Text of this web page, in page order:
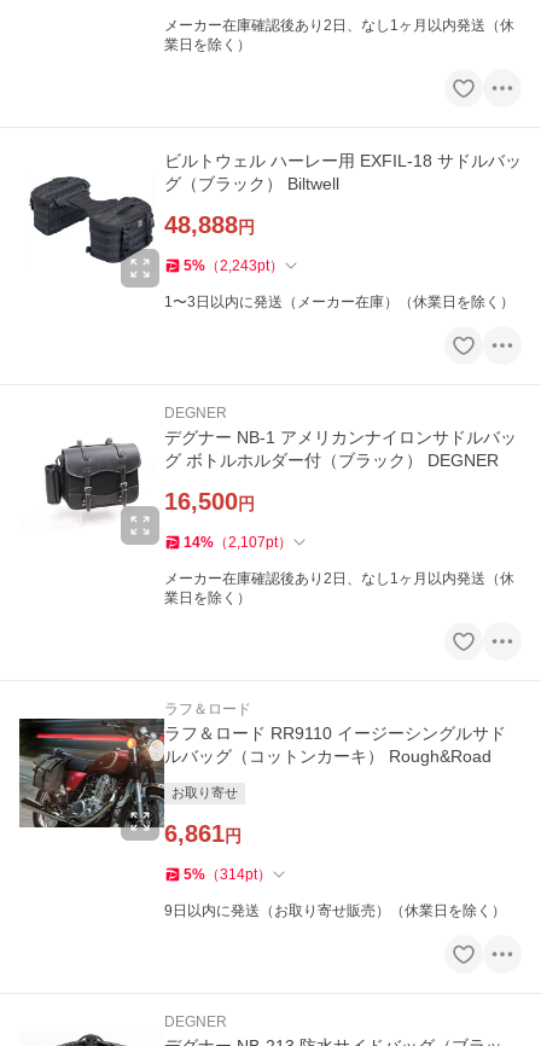
メーカー在庫確認後あり2日、なし1ヶ月以内発送（休
業日を除く）
ビルトウェル ハーレー用 EXFIL-18 サドルバッ
グ（ブラック） Biltwell
48,888円
5% （2,243pt）
1〜3日以内に発送（メーカー在庫）（休業日を除く）
DEGNER
デグナー NB-1 アメリカンナイロンサドルバッ
グ ボトルホルダー付（ブラック） DEGNER
16,500円
14% （2,107pt）
メーカー在庫確認後あり2日、なし1ヶ月以内発送（休
業日を除く）
ラフ＆ロード
ラフ＆ロード RR9110 イージーシングルサド
ルバッグ（コットンカーキ） Rough&Road
お取り寄せ
6,861円
5% （314pt）
9日以内に発送（お取り寄せ販売）（休業日を除く）
DEGNER